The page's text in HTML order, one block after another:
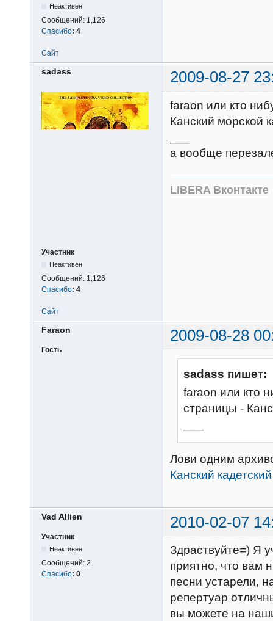
Неактивен
Сообщений: 1,126
Спасибо: 4
Сайт
sadass 2009-08-27
Участник
Неактивен
Сообщений: 1,126
Спасибо: 4
faraon или кто
Канский морской
а вообще
LIBERA Вконтакте
Сайт
Faraon 2009-08-28
Гость
sadass пишет:
faraon или кто
страницы -
Лови одним
Канский
Vad Allien 2010-02-07
Участник
Неактивен
Сообщений: 2
Спасибо: 0
Здраствуйте=) Я
приятно, что вам
песни устарели,
репертуар
вы можете на